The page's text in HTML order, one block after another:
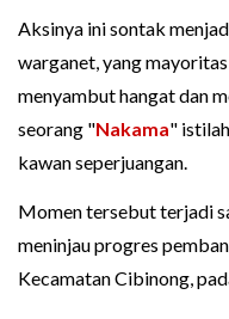
Aksinya ini sontak
warganet, yang
menyambut hangat dan
seorang "Nakama"
kawan seperjuangan.
Momen tersebut terjadi
meninjau progres
Kecamatan Cibinong,